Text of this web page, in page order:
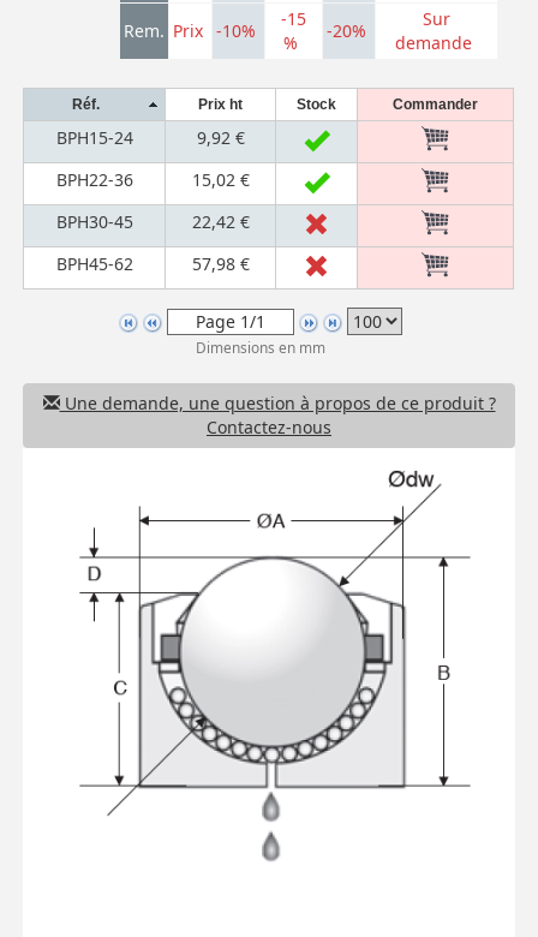
Rem. Prix -10%
-15
%
-20%
Sur
demande
Réf. Prix ht Stock Commander
BPH15-24
9,92 €
BPH22-36
15,02 €
BPH30-45
22,42 €
BPH45-62
57,98 €
Dimensions en mm
Une demande, une question à propos de ce produit ?
Contactez-nous